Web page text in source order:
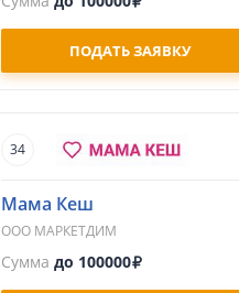
ПОДАТЬ ЗАЯВКУ
34
Мама Кеш
ООО МАРКЕТДИМ
Сумма до 100000